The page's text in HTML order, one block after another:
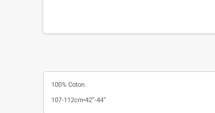
100% Coton
107-112cm•42”-44”